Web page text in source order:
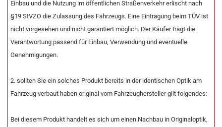
Einbau und die Nutzung im öffentlichen Straßenverkehr erlischt nach
§19 StVZO die Zulassung des Fahrzeugs. Eine Eintragung beim TÜV ist
nicht vorgesehen und nicht garantiert möglich. Der Käufer trägt die
Verantwortung passend für Einbau, Verwendung und eventuelle
Genehmigungen.
2. sollten Sie ein solches Produkt bereits in der identischen Optik am
Fahrzeug verbaut haben original vom Fahrzeughersteller gilt folgendes:
Bei diesem Produkt handelt es sich um einen Nachbau in Originaloptik,